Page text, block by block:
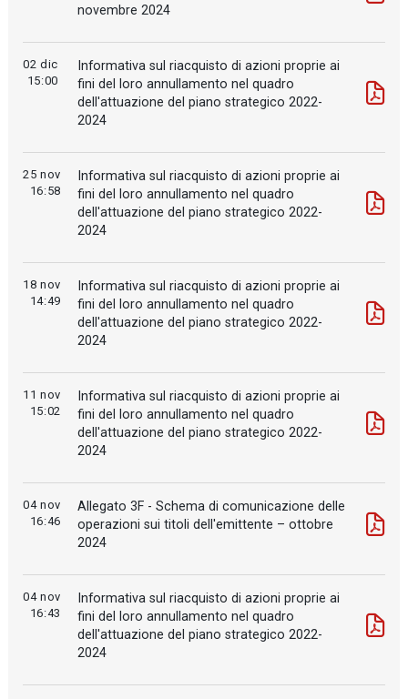
novembre 2024
02 dic
15:00
Informativa sul riacquisto di azioni proprie ai
fini del loro annullamento nel quadro
dell'attuazione del piano strategico 2022-
2024
25 nov
16:58
Informativa sul riacquisto di azioni proprie ai
fini del loro annullamento nel quadro
dell'attuazione del piano strategico 2022-
2024
18 nov
14:49
Informativa sul riacquisto di azioni proprie ai
fini del loro annullamento nel quadro
dell'attuazione del piano strategico 2022-
2024
11 nov
15:02
Informativa sul riacquisto di azioni proprie ai
fini del loro annullamento nel quadro
dell'attuazione del piano strategico 2022-
2024
04 nov
16:46
Allegato 3F - Schema di comunicazione delle
operazioni sui titoli dell'emittente – ottobre
2024
04 nov
16:43
Informativa sul riacquisto di azioni proprie ai
fini del loro annullamento nel quadro
dell'attuazione del piano strategico 2022-
2024